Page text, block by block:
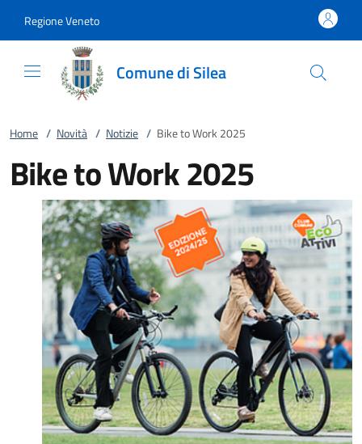
Regione Veneto
Comune di Silea
Home / Novità / Notizie / Bike to Work 2025
Bike to Work 2025